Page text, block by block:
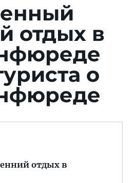
отдых в
о
отдых в